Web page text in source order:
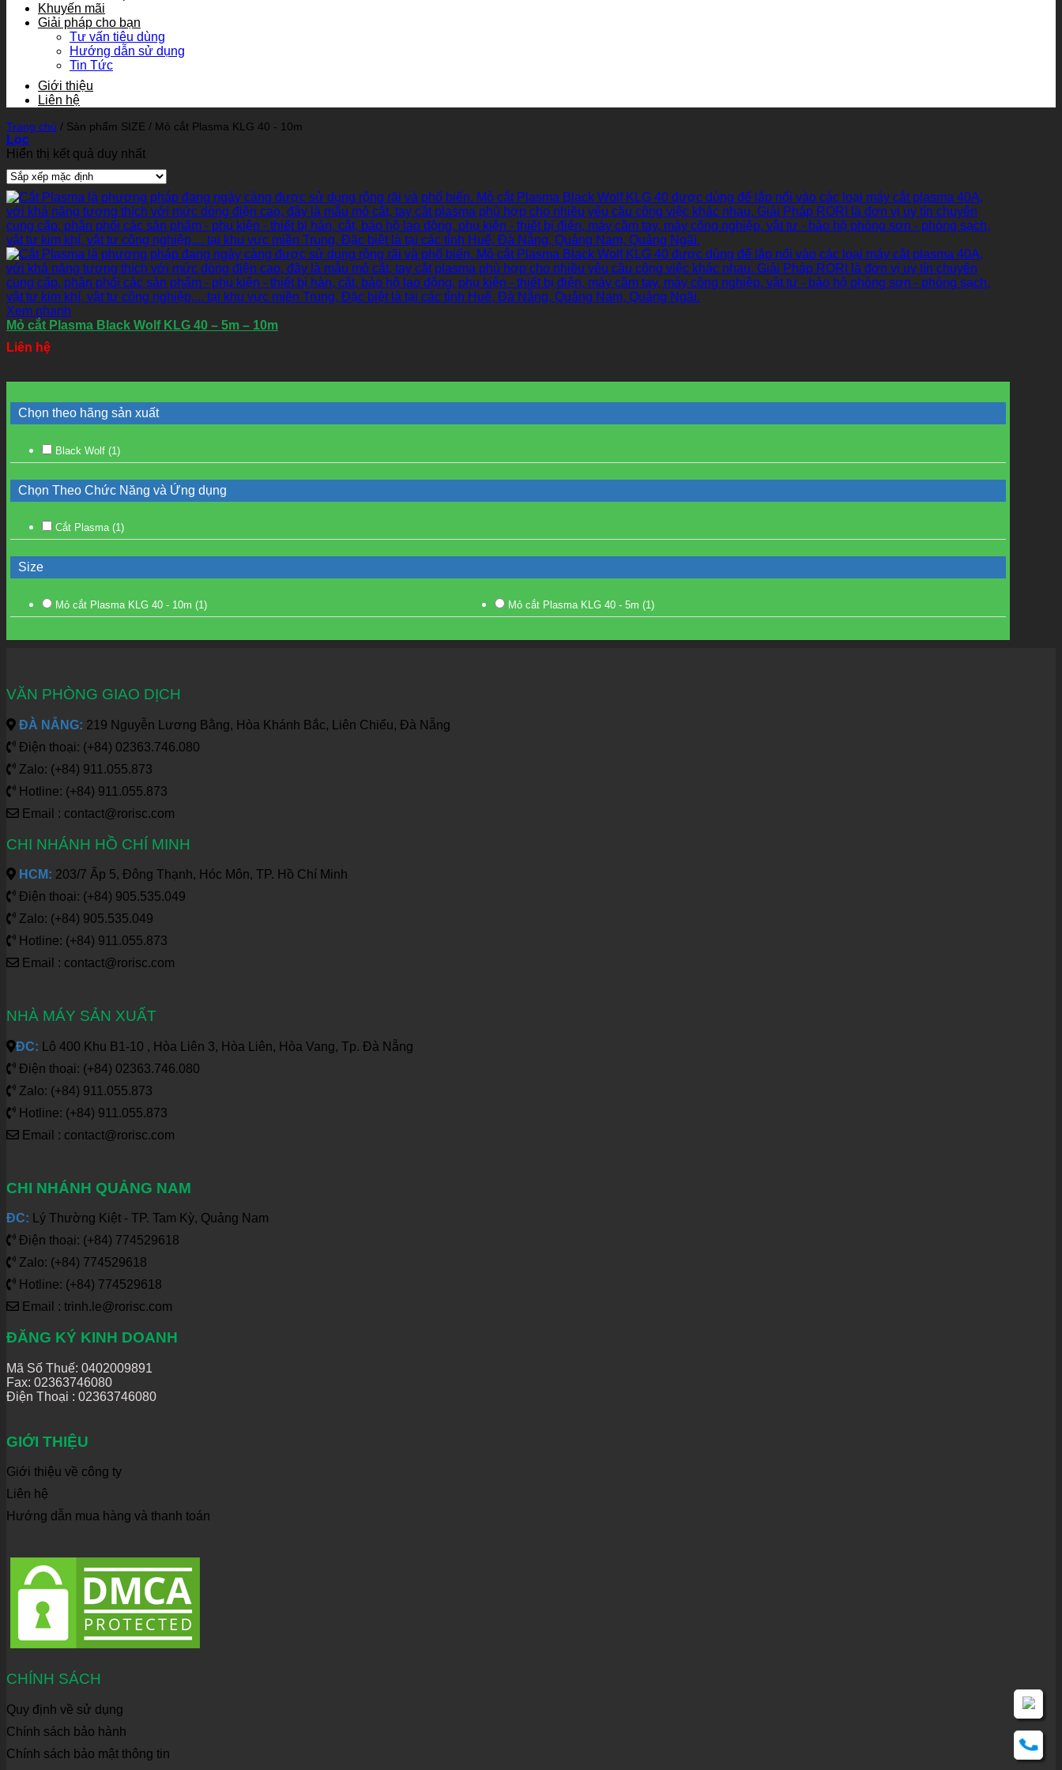
Khuyến mãi
Giải pháp cho bạn
Tư vấn tiêu dùng
Hướng dẫn sử dụng
Tin Tức
Giới thiệu
Liên hệ
Trang chủ / Sản phẩm SIZE / Mỏ cắt Plasma KLG 40 - 10m
Lọc
Hiển thị kết quả duy nhất
Xem nhanh
Mỏ cắt Plasma Black Wolf KLG 40 – 5m – 10m
Liên hệ
Chọn theo hãng sản xuất
Black Wolf (1)
Chọn Theo Chức Năng và Ứng dụng
Cắt Plasma (1)
Size
Mỏ cắt Plasma KLG 40 - 10m (1) Mỏ cắt Plasma KLG 40 - 5m(1)
VĂN PHÒNG GIAO DỊCH
ĐÀ NẴNG: 219 Nguyễn Lương Bằng, Hòa Khánh Bắc, Liên Chiểu, Đà Nẵng
Điện thoại: (+84) 02363.746.080
Zalo: (+84) 911.055.873
Hotline: (+84) 911.055.873
Email : contact@rorisc.com
CHI NHÁNH HỒ CHÍ MINH
HCM: 203/7 Ấp 5, Đông Thạnh, Hóc Môn, TP. Hồ Chí Minh
Điện thoại: (+84) 905.535.049
Zalo: (+84) 905.535.049
Hotline: (+84) 911.055.873
Email : contact@rorisc.com
NHÀ MÁY SẢN XUẤT
ĐC: Lô 400 Khu B1-10 , Hòa Liên 3, Hòa Liên, Hòa Vang, Tp. Đà Nẵng
Điện thoại: (+84) 02363.746.080
Zalo: (+84) 911.055.873
Hotline: (+84) 911.055.873
Email : contact@rorisc.com
CHI NHÁNH QUẢNG NAM
ĐC: Lý Thường Kiệt - TP. Tam Kỳ, Quảng Nam
Điện thoại: (+84) 774529618
Zalo: (+84) 774529618
Hotline: (+84) 774529618
Email : trinh.le@rorisc.com
ĐĂNG KÝ KINH DOANH
Mã Số Thuế: 0402009891
Fax: 02363746080
Điện Thoại : 02363746080
GIỚI THIỆU
Giới thiệu về công ty
Liên hệ
Hướng dẫn mua hàng và thanh toán
CHÍNH SÁCH
Quy định về sử dụng
Chính sách bảo hành
Chính sách bảo mật thông tin